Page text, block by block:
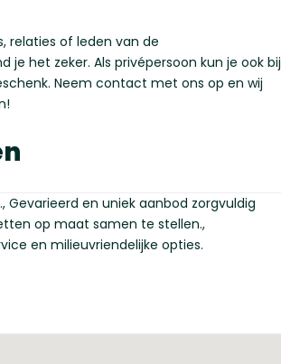
relaties of leden van de
het zeker. Als privépersoon kun je ook bij
Neem contact met ons op en wij
en uniek aanbod zorgvuldig
op maat samen te stellen.,
en milieuvriendelijke opties.